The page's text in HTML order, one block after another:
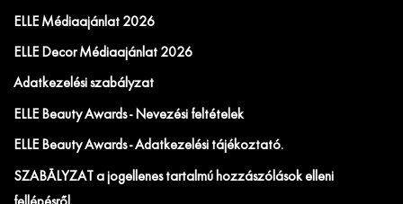
ELLE Médiaajánlat 2026
ELLE Decor Médiaajánlat 2026
Adatkezelési szabályzat
ELLE Beauty Awards - Nevezési feltételek
ELLE Beauty Awards - Adatkezelési tájékoztató.
SZABÁLYZAT a jogellenes tartalmú hozzászólások elleni